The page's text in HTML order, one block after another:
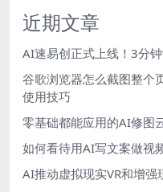
近期文章
AI速易创正式上线！3分
谷歌浏览器怎么截图整个
使用技巧
零基础都能应用的AI修图
如何看待用AI写文案做视
AI推动虚拟现实VR和增强